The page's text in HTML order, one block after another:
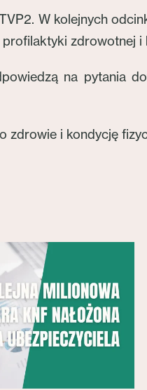
W kolejnych
zdrowotnej i
na pytania
zdrowie i kondycję